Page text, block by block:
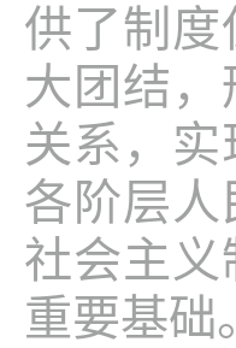
供了制
大团结
关系，
各阶层
社会主
重要基础